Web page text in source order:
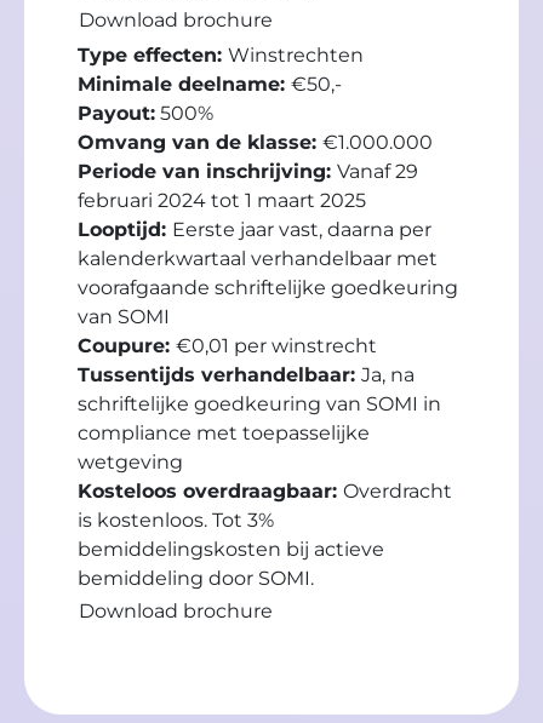
Download brochure
Type effecten: Winstrechten
Minimale deelname: €50,-
Payout: 500%
Omvang van de klasse: €1.000.000
Periode van inschrijving: Vanaf 29
februari 2024 tot 1 maart 2025
Looptijd: Eerste jaar vast, daarna per
kalenderkwartaal verhandelbaar met
voorafgaande schriftelijke goedkeuring
van SOMI
Coupure: €0,01 per winstrecht
Tussentijds verhandelbaar: Ja, na
schriftelijke goedkeuring van SOMI in
compliance met toepasselijke
wetgeving
Kosteloos overdraagbaar: Overdracht
is kostenloos. Tot 3%
bemiddelingskosten bij actieve
bemiddeling door SOMI.
Download brochure